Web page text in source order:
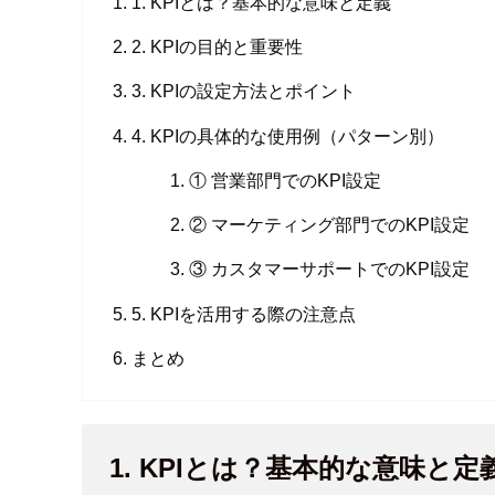
2. KPIの目的と重要性
3. KPIの設定方法とポイント
4. KPIの具体的な使用例（パターン別）
① 営業部門でのKPI設定
② マーケティング部門でのKPI設定
③ カスタマーサポートでのKPI設定
5. KPIを活用する際の注意点
まとめ
1. KPIとは？基本的な意味と定